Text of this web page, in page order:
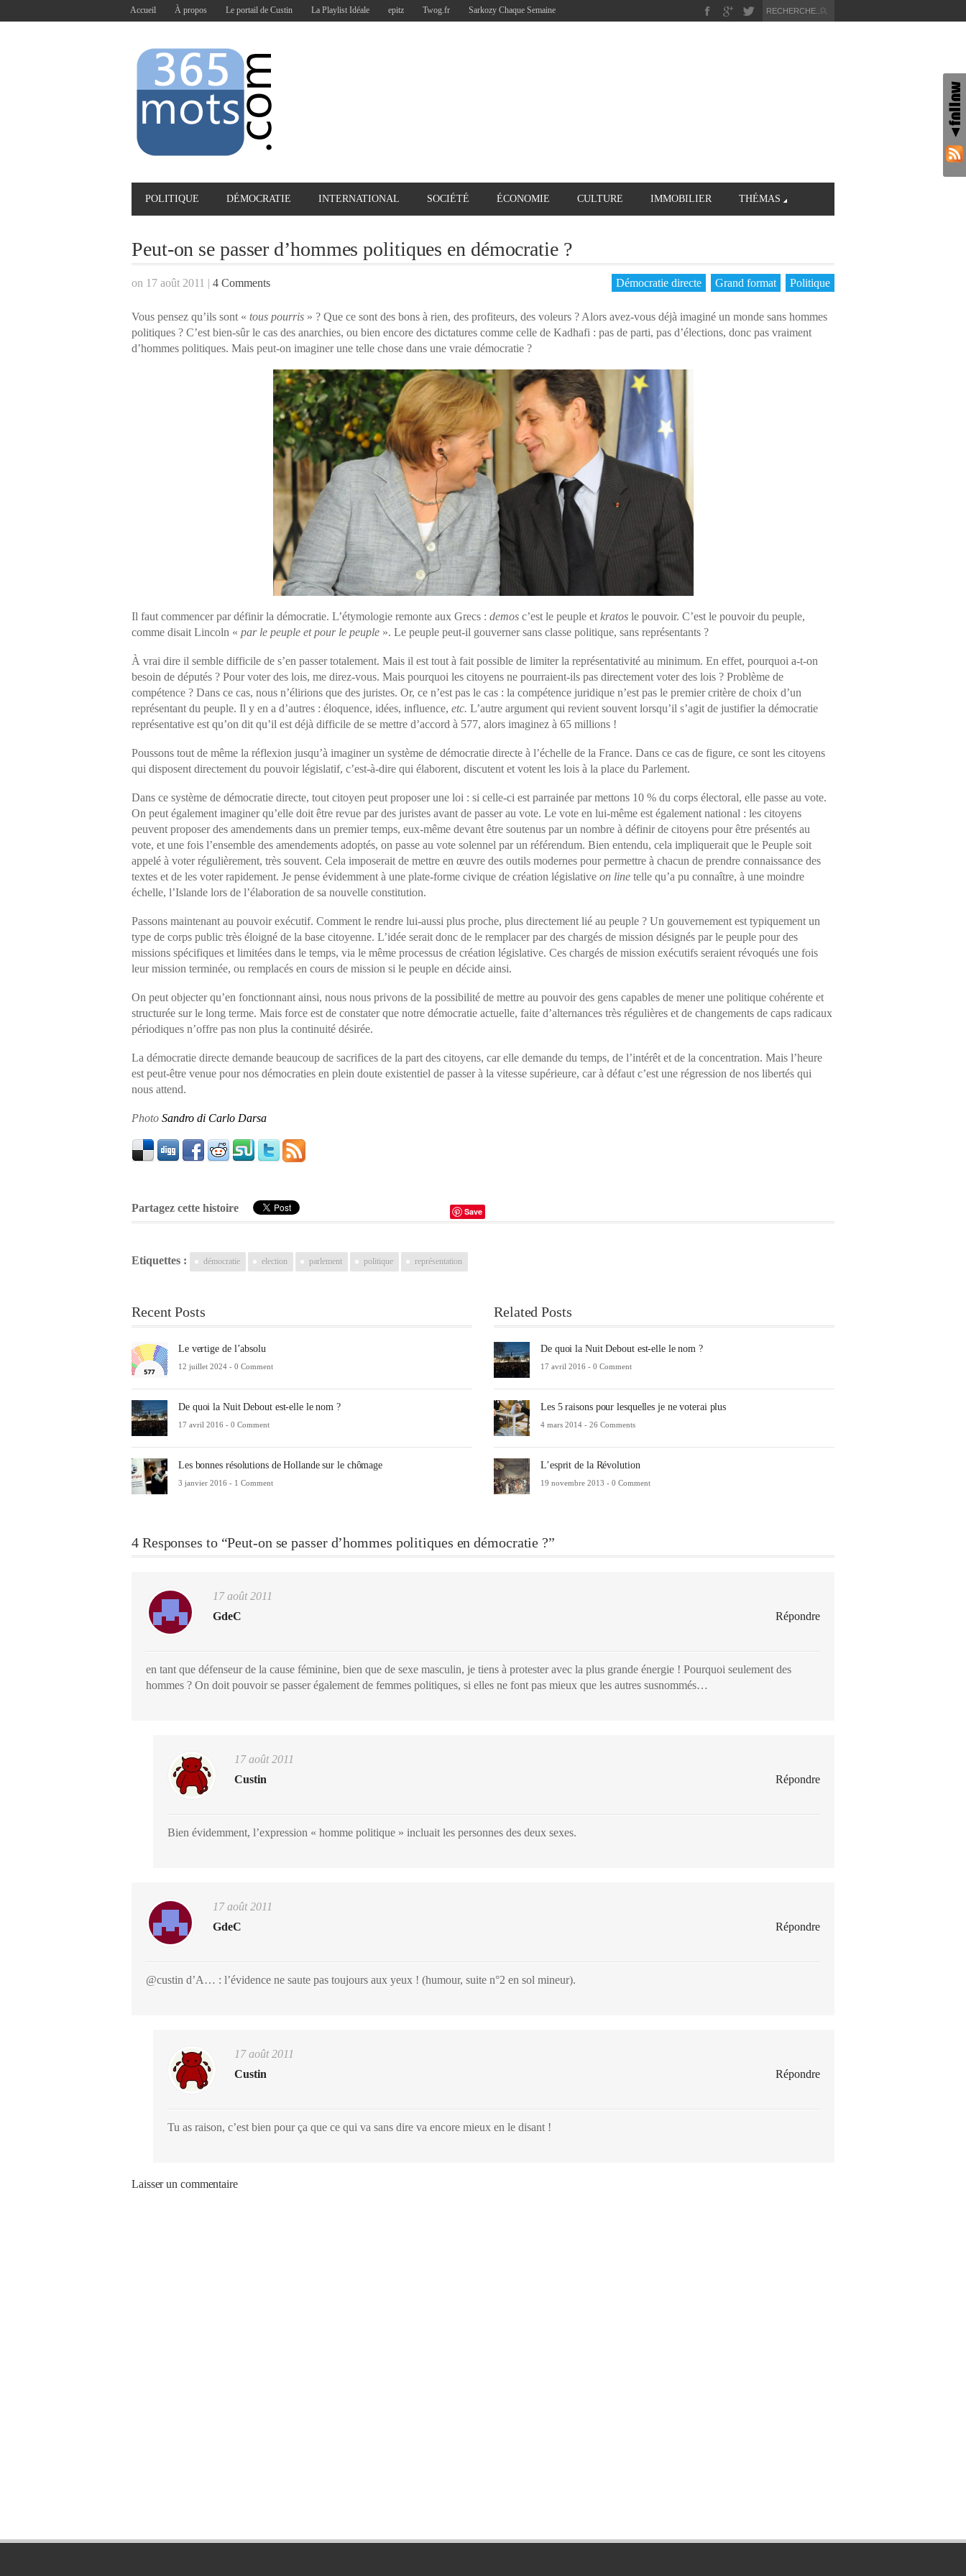
Accueil À propos Le portail de Custin La Playlist Idéale epitz Twog.fr Sarkozy Chaque Semaine
POLITIQUE DÉMOCRATIE INTERNATIONAL SOCIÉTÉ ÉCONOMIE CULTURE IMMOBILIER THÉMAS
Peut-on se passer d’hommes politiques en démocratie ?
on 17 août 2011 | 4 Comments Démocratie directe Grand format Politique
Vous pensez qu’ils sont « tous pourris » ? Que ce sont des bons à rien, des profiteurs, des voleurs ? Alors avez-vous déjà imaginé un monde sans hommes
politiques ? C’est bien-sûr le cas des anarchies, ou bien encore des dictatures comme celle de Kadhafi : pas de parti, pas d’élections, donc pas vraiment
d’hommes politiques. Mais peut-on imaginer une telle chose dans une vraie démocratie ?
Il faut commencer par définir la démocratie. L’étymologie remonte aux Grecs : demos c’est le peuple et kratos le pouvoir. C’est le pouvoir du peuple,
comme disait Lincoln « par le peuple et pour le peuple ». Le peuple peut-il gouverner sans classe politique, sans représentants ?
À vrai dire il semble difficile de s’en passer totalement. Mais il est tout à fait possible de limiter la représentativité au minimum. En effet, pourquoi a-t-on
besoin de députés ? Pour voter des lois, me direz-vous. Mais pourquoi les citoyens ne pourraient-ils pas directement voter des lois ? Problème de
compétence ? Dans ce cas, nous n’élirions que des juristes. Or, ce n’est pas le cas : la compétence juridique n’est pas le premier critère de choix d’un
représentant du peuple. Il y en a d’autres : éloquence, idées, influence, etc. L’autre argument qui revient souvent lorsqu’il s’agit de justifier la démocratie
représentative est qu’on dit qu’il est déjà difficile de se mettre d’accord à 577, alors imaginez à 65 millions !
Poussons tout de même la réflexion jusqu’à imaginer un système de démocratie directe à l’échelle de la France. Dans ce cas de figure, ce sont les citoyens
qui disposent directement du pouvoir législatif, c’est-à-dire qui élaborent, discutent et votent les lois à la place du Parlement.
Dans ce système de démocratie directe, tout citoyen peut proposer une loi : si celle-ci est parrainée par mettons 10 % du corps électoral, elle passe au vote.
On peut également imaginer qu’elle doit être revue par des juristes avant de passer au vote. Le vote en lui-même est également national : les citoyens
peuvent proposer des amendements dans un premier temps, eux-même devant être soutenus par un nombre à définir de citoyens pour être présentés au
vote, et une fois l’ensemble des amendements adoptés, on passe au vote solennel par un référendum. Bien entendu, cela impliquerait que le Peuple soit
appelé à voter régulièrement, très souvent. Cela imposerait de mettre en œuvre des outils modernes pour permettre à chacun de prendre connaissance des
textes et de les voter rapidement. Je pense évidemment à une plate-forme civique de création législative on line telle qu’a pu connaître, à une moindre
échelle, l’Islande lors de l’élaboration de sa nouvelle constitution.
Passons maintenant au pouvoir exécutif. Comment le rendre lui-aussi plus proche, plus directement lié au peuple ? Un gouvernement est typiquement un
type de corps public très éloigné de la base citoyenne. L’idée serait donc de le remplacer par des chargés de mission désignés par le peuple pour des
missions spécifiques et limitées dans le temps, via le même processus de création législative. Ces chargés de mission exécutifs seraient révoqués une fois
leur mission terminée, ou remplacés en cours de mission si le peuple en décide ainsi.
On peut objecter qu’en fonctionnant ainsi, nous nous privons de la possibilité de mettre au pouvoir des gens capables de mener une politique cohérente et
structurée sur le long terme. Mais force est de constater que notre démocratie actuelle, faite d’alternances très régulières et de changements de caps radicaux
périodiques n’offre pas non plus la continuité désirée.
La démocratie directe demande beaucoup de sacrifices de la part des citoyens, car elle demande du temps, de l’intérêt et de la concentration. Mais l’heure
est peut-être venue pour nos démocraties en plein doute existentiel de passer à la vitesse supérieure, car à défaut c’est une régression de nos libertés qui
nous attend.
Photo Sandro di Carlo Darsa
Partagez cette histoire Save
Etiquettes : démocratie election parlement politique représentation
Recent Posts
Le vertige de l’absolu
12 juillet 2024 - 0 Comment
De quoi la Nuit Debout est-elle le nom ?
17 avril 2016 - 0 Comment
Les bonnes résolutions de Hollande sur le chômage
3 janvier 2016 - 1 Comment
Related Posts
De quoi la Nuit Debout est-elle le nom ?
17 avril 2016 - 0 Comment
Les 5 raisons pour lesquelles je ne voterai plus
4 mars 2014 - 26 Comments
L’esprit de la Révolution
19 novembre 2013 - 0 Comment
4 Responses to “Peut-on se passer d’hommes politiques en démocratie ?”
17 août 2011
GdeC
Répondre
en tant que défenseur de la cause féminine, bien que de sexe masculin, je tiens à protester avec la plus grande énergie ! Pourquoi seulement des
hommes ? On doit pouvoir se passer également de femmes politiques, si elles ne font pas mieux que les autres susnommés…
17 août 2011
Custin
Répondre
Bien évidemment, l’expression « homme politique » incluait les personnes des deux sexes.
17 août 2011
GdeC
Répondre
@custin d’A… : l’évidence ne saute pas toujours aux yeux ! (humour, suite n°2 en sol mineur).
17 août 2011
Custin
Répondre
Tu as raison, c’est bien pour ça que ce qui va sans dire va encore mieux en le disant !
Laisser un commentaire